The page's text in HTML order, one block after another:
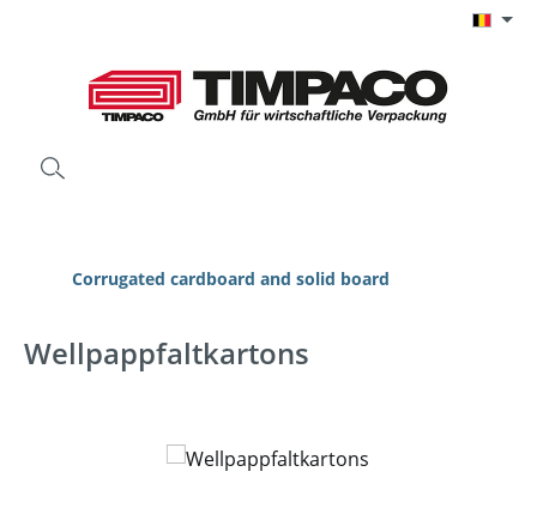
Corrugated cardboard and solid board
Wellpappfaltkartons
Afbeeldingengalerij overslaan